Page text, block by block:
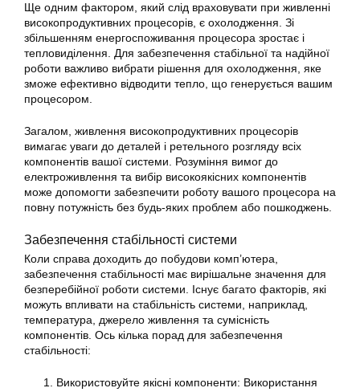
Ще одним фактором, який слід враховувати при живленні
високопродуктивних процесорів, є охолодження. Зі
збільшенням енергоспоживання процесора зростає і
тепловиділення. Для забезпечення стабільної та надійної
роботи важливо вибрати рішення для охолодження, яке
зможе ефективно відводити тепло, що генерується вашим
процесором.
Загалом, живлення високопродуктивних процесорів
вимагає уваги до деталей і ретельного розгляду всіх
компонентів вашої системи. Розуміння вимог до
електроживлення та вибір високоякісних компонентів
може допомогти забезпечити роботу вашого процесора на
повну потужність без будь-яких проблем або пошкоджень.
Забезпечення стабільності системи
Коли справа доходить до побудови комп’ютера,
забезпечення стабільності має вирішальне значення для
безперебійної роботи системи. Існує багато факторів, які
можуть впливати на стабільність системи, наприклад,
температура, джерело живлення та сумісність
компонентів. Ось кілька порад для забезпечення
стабільності:
Використовуйте якісні компоненти: Використання